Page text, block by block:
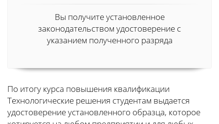
Вы получите установленное
законодательством удостоверение с
указанием полученного разряда
По итогу курса повышения квалификации
Технологические решения студентам выдается
удостоверение установленного образца, которое